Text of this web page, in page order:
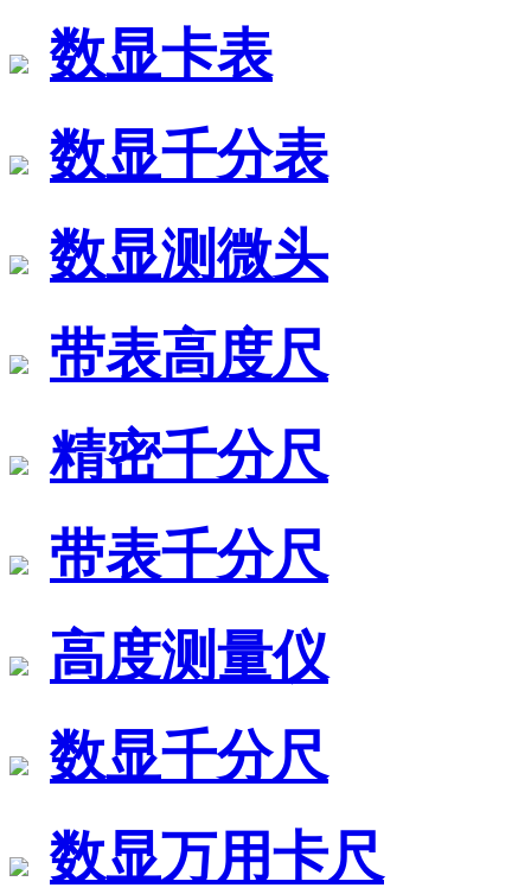
数显卡表
数显千分表
数显测微头
带表高度尺
精密千分尺
带表千分尺
高度测量仪
数显千分尺
数显万用卡尺